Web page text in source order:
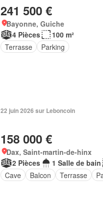
241 500 €
Bayonne, Guiche
4 Pièces
100 m²
Terrasse
Parking
22 juin 2026 sur Leboncoin
158 000 €
Dax, Saint-martin-de-hinx
2 Pièces
1 Salle de bain
Cave
Balcon Terrasse